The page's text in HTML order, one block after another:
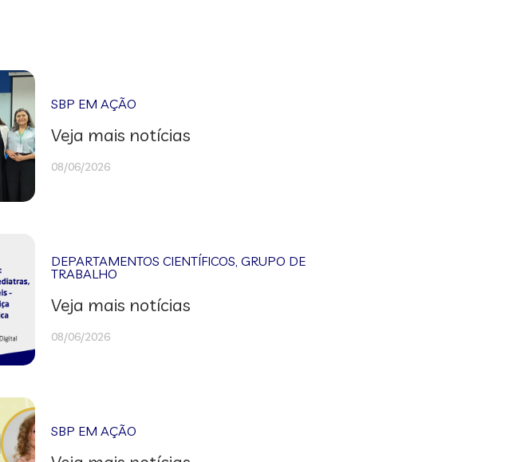
SBP EM AÇÃO
Veja mais notícias
08/06/2026
DEPARTAMENTOS CIENTÍFICOS ,GRUPO DE
TRABALHO
Veja mais notícias
08/06/2026
SBP EM AÇÃO